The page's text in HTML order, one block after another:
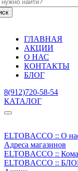
ГЛАВНАЯ
АКЦИИ
О НАС
КОНТАКТЫ
БЛОГ
8(912)720-58-54
КАТАЛОГ
ELTOBACCO :: О
Адреса магазинов
ELTOBACCO ::
ELTOBACCO ::